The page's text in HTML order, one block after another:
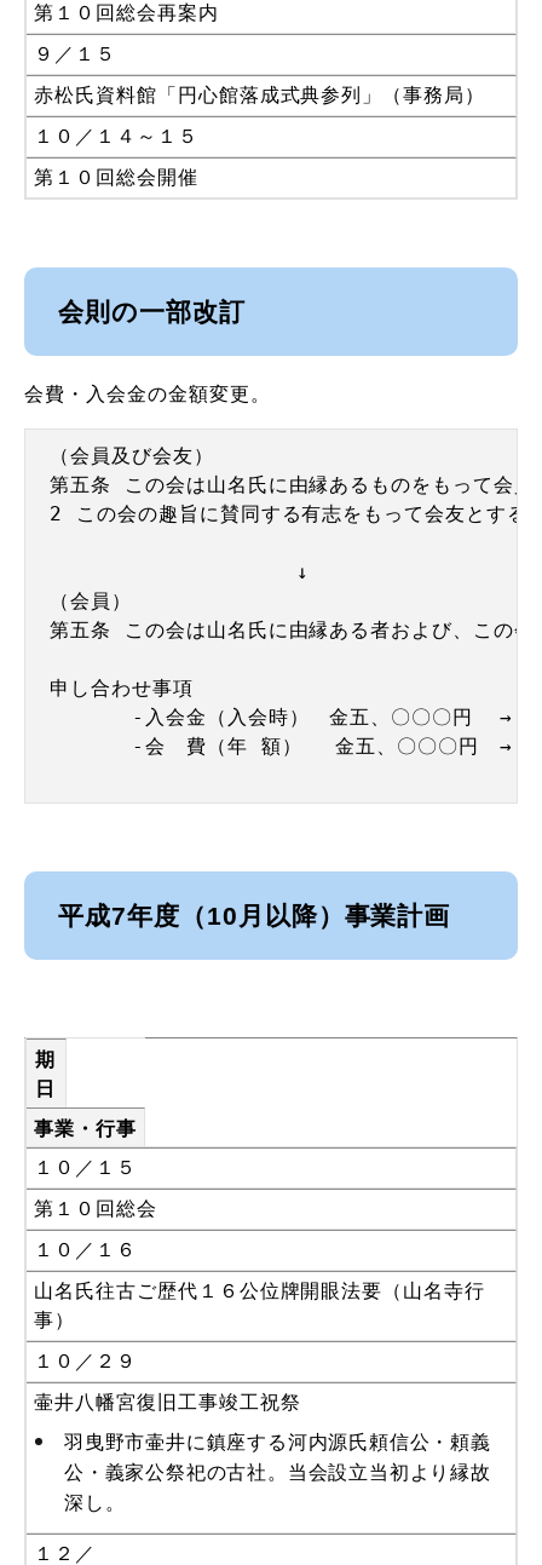
第１０回総会再案内
９／１５
赤松氏資料館「円心館落成式典参列」（事務局）
１０／１４～１５
第１０回総会開催
会則の一部改訂
会費・入会金の金額変更。
（会員及び会友）
第五条 この会は山名氏に由縁あるものをもって会員
2 この会の趣旨に賛同する有志をもって会友と
↓
（会員）
第五条 この会は山名氏に由縁ある者および、この
申し合わせ事項
-入会金（入会時）　金五、〇〇〇円  →　-入
-会　費（年 額）　 金五、〇〇〇円　→　-
平成7年度（10月以降）事業計画
期
日
事業・行事
１０／１５
第１０回総会
１０／１６
山名氏往古ご歴代１６公位牌開眼法要（山名寺行
事）
１０／２９
壷井八幡宮復旧工事竣工祝祭
羽曳野市壷井に鎮座する河内源氏頼信公・頼義
公・義家公祭祀の古社。当会設立当初より縁故
深し。
１２／